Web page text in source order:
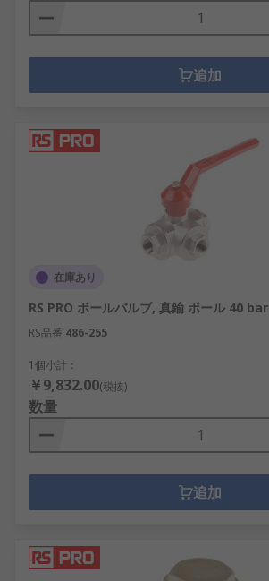
追加
在庫あり
RS PRO ボールバルブ, 真鍮 ボール 40 bar
RS品番 486-255
1個小計：
￥9,832.00(税抜)
数量
追加